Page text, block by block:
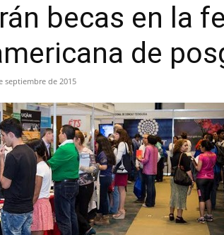
becas en la
de
septiembre de 2015